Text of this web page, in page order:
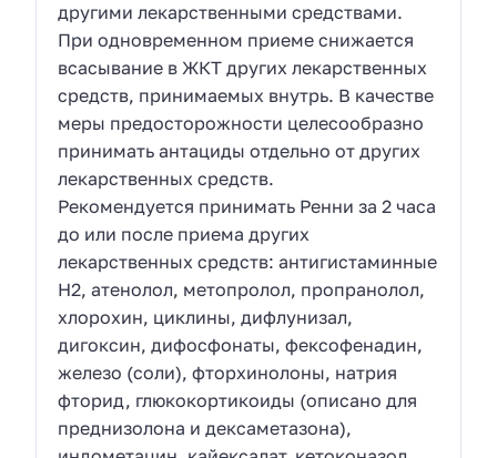
другими лекарственными средствами.
При одновременном приеме снижается
всасывание в ЖКТ других лекарственных
средств, принимаемых внутрь. В качестве
меры предосторожности целесообразно
принимать антациды отдельно от других
лекарственных средств.
Рекомендуется принимать Ренни за 2 часа
до или после приема других
лекарственных средств: антигистаминные
Н2, атенолол, метопролол, пропранолол,
хлорохин, циклины, дифлунизал,
дигоксин, дифосфонаты, фексофенадин,
железо (соли), фторхинолоны, натрия
фторид, глюкокортикоиды (описано для
преднизолона и дексаметазона),